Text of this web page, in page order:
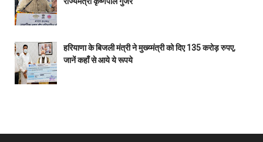
हरियाणा के बिजली मंत्री ने मुख्य्मंत्री को दिए 135 करोड़ रुपए,
जानें कहाँ से आये ये रूपये